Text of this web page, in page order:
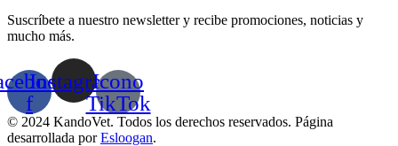
Suscríbete a nuestro newsletter y recibe promociones, noticias y
mucho más.
f
InstagramIcono
TikTok
© 2024 KandoVet. Todos los derechos reservados. Página
desarrollada porEsloogan.